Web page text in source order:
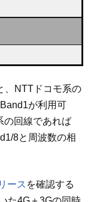
、NTTドコモ系の
が利用可
の回線であれば
8と周波数の相
ース を確認する